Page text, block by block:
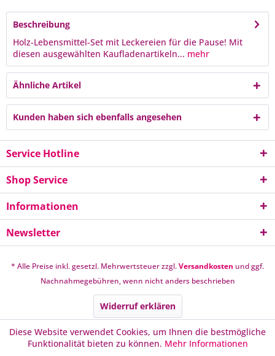
Beschreibung
Holz-Lebensmittel-Set mit Leckereien für die Pause! Mit
diesen ausgewählten Kaufladenartikeln... mehr
Ähnliche Artikel
Kunden haben sich ebenfalls angesehen
Service Hotline
Shop Service
Informationen
Newsletter
* Alle Preise inkl. gesetzl. Mehrwertsteuer zzgl.Versandkosten und ggf.
Nachnahmegebühren, wenn nicht anders beschrieben
Widerruf erklären
Diese Website verwendet Cookies, um Ihnen die bestmögliche
Funktionalität bieten zu können. Mehr Informationen